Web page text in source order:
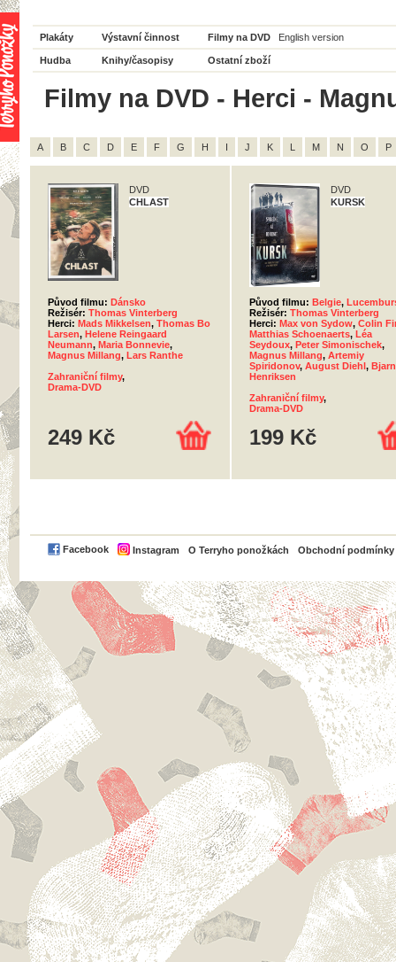
Plakáty Výstavní činnost Filmy na DVD English version
Hudba Knihy/časopisy Ostatní zboží
Filmy na DVD - Herci -
A B C D E F G H I J K L M N O P
DVD
CHLAST
Původ filmu: Dánsko
Režisér: Thomas Vinterberg
Herci: Mads Mikkelsen, Thomas Bo
Larsen, Helene Reingaard
Neumann, Maria Bonnevie,
Magnus Millang, Lars Ranthe
Zahraniční filmy,
Drama-DVD
249 Kč
DVD
KURSK
Původ filmu: Belgie,
Režisér: Thomas Vinterberg
Herci: Max von Sydow, Colin
Matthias Schoenaerts, Léa
Seydoux, Peter Simonischek,
Magnus Millang, Artemiy
Spiridonov, August Diehl,
Henriksen
Zahraniční filmy,
Drama-DVD
199 Kč
Facebook Instagram O Terryho ponožkách Obchodní podmínky
PayPal